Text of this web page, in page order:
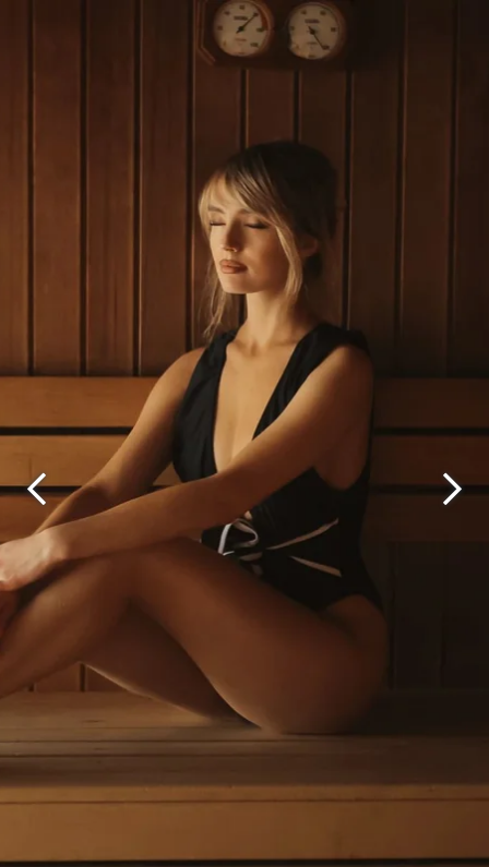
Que recherchez-vous ?
Choisissez votre hôtel :
Martin's
Rentmeesterij
Bilzen, 4*
Martin's Relais
Bruges, 4*
Martin's Brugge
Bruges, 3*